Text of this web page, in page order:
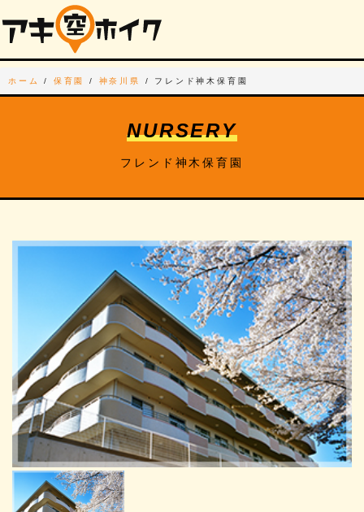
ホーム / 保育園 / 神奈川県 / フレンド神木保育園
NURSERY
フレンド神木保育園